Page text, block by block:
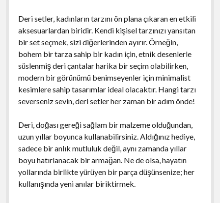
Deri setler, kadınların tarzını ön plana çıkaran en etkili
aksesuarlardan biridir. Kendi kişisel tarzınızı yansıtan
bir set seçmek, sizi diğerlerinden ayırır. Örneğin,
bohem bir tarza sahip bir kadın için, etnik desenlerle
süslenmiş deri çantalar harika bir seçim olabilirken,
modern bir görünümü benimseyenler için minimalist
kesimlere sahip tasarımlar ideal olacaktır. Hangi tarzı
severseniz sevin, deri setler her zaman bir adım önde!
Deri, doğası gereği sağlam bir malzeme olduğundan,
uzun yıllar boyunca kullanabilirsiniz. Aldığınız hediye,
sadece bir anlık mutluluk değil, aynı zamanda yıllar
boyu hatırlanacak bir armağan. Ne de olsa, hayatın
yollarında birlikte yürüyen bir parça düşünsenize; her
kullanışında yeni anılar biriktirmek.